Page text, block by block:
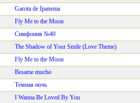
Garota de Ipanema
Fly Me to the Moon
Симфония №40
The Shadow of Your Smile (Love Theme)
Fly Me to the Moon
Besame mucho
Темная ночь
I Wanna Be Loved By You